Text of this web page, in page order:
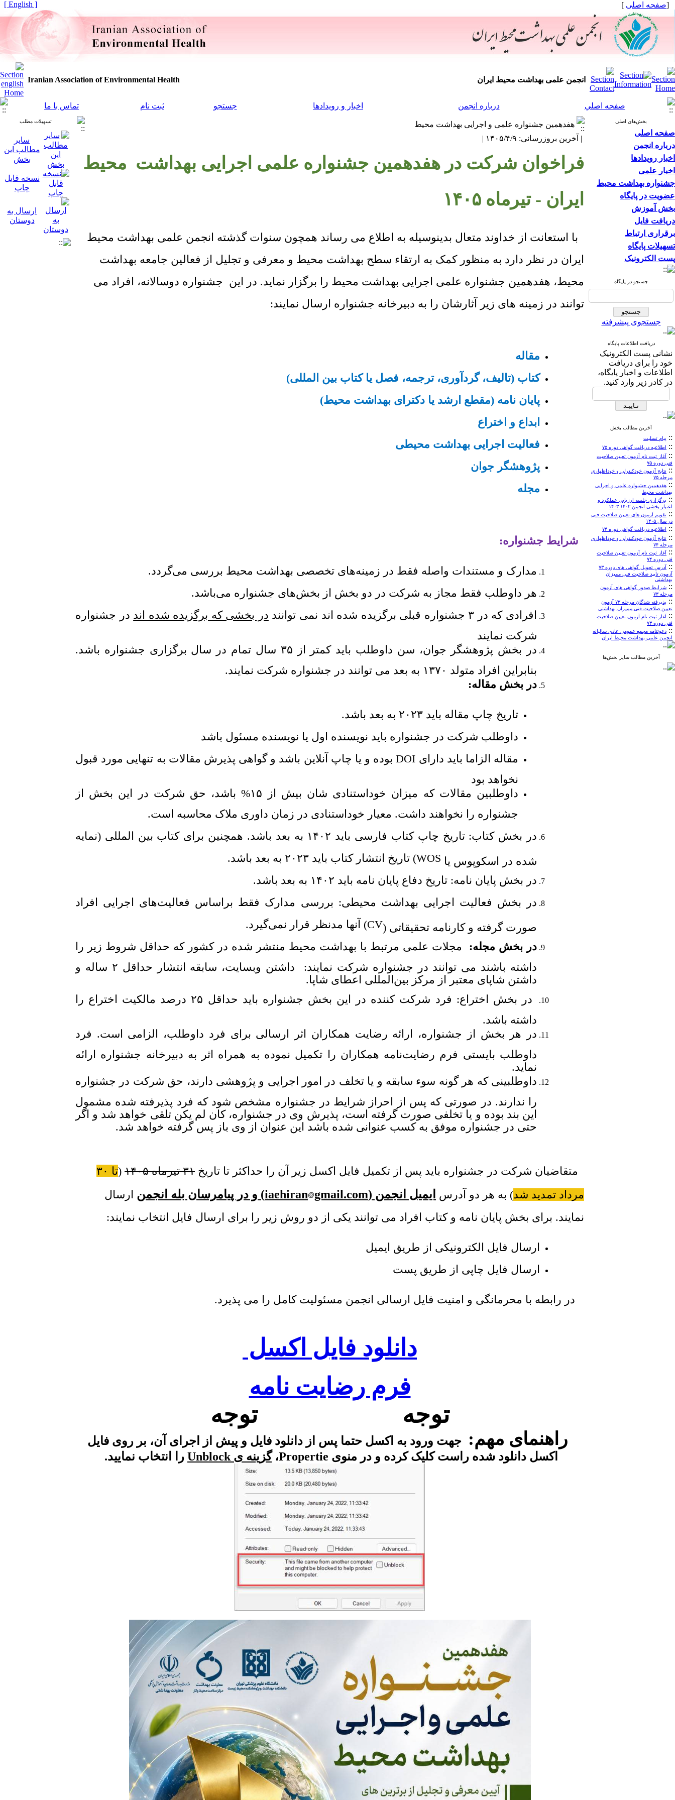
[صفحه اصلی ]
[ English ]
انجمن علمی بهداشت محیط ایران Iranian Association of Environmental Health
صفحه اصلي درباره انجمن اخبار و رویدادها جستجو ثبت نام تماس با ما
بخش‌های اصلی
صفحه اصلی
درباره انجمن
اخبار رویدادها
اخبار علمی
جشنواره بهداشت محیط
عضویت در پایگاه
بخش آموزش
دریافت فایل
برقراری ارتباط
تسهیلات پایگاه
پست الکترونیک
جستجو در پایگاه
جستجوی پیشرفته
دریافت اطلاعات پایگاه
نشانی پست الکترونیک
خود را برای دریافت
اطلاعات و اخبار پایگاه،
در کادر زیر وارد کنید.
آخرین مطالب بخش
:: پیام تسلیت
:: اطلاعیه دریافت گواهی دوره ۷۵
:: آغاز ثبت نام آزمون تعیین صلاحیت
فنی دوره ۷۵
:: نتایج آزمون خودکنترلی و خوداظهاری
مرحله ۷۵
:: هفدهمین جشنواره علمی و اجرایی
بهداشت محیط
:: برگزاری جلسه ارزیابی عملکرد و
اعتبار بخشی انجمن ۱۴۰۲-۱۴۰۳
:: تقویم آزمون های تعیین صلاحیت فنی
در سال ۱۴۰۵
:: اطلاعیه دریافت گواهی دوره ۷۴
:: نتایج آزمون خودکنترلی و خوداظهاری
مرحله ۷۴
:: آغاز ثبت نام آزمون تعیین صلاحیت
فنی دوره ۷۴
::
آدرس تحویل گواهی های دوره ۷۳
آزمون تایید صلاحیت فنی ممیزان
بهداشتی
:: شرایط صدور گواهی های آزمون
مرحله ۷۳
::
پذیرفته شدگان مرحله ۷۳ آزمون
تعیین صلاحیت فنی ممیزان بهداشتی
:: آغاز ثبت نام آزمون تعیین صلاحیت
فنی دوره ۷۳
:: دعوتنامه مجمع عمومی عادی سالیانه
انجمن علمی بهداشت محیط ایران
آخرین مطالب سایر بخش‌ها
هفدهمین جشنواره علمی و اجرایی بهداشت محیط
| آخرین بروزرسانی: ۱۴۰۵/۴/۹ |
‌‌فراخوان شرکت در هفدهمین جشنواره علمی اجرایی بهداشت محیط
ایران - تیرماه ۱۴۰۵
با استعانت از خداوند متعال بدینوسیله به اطلاع می رساند همچون سنوات گذشته انجمن علمی بهداشت محیط
ایران در نظر دارد به منظور کمک به ارتقاء سطح بهداشت محیط و معرفی و تجلیل از فعالین جامعه بهداشت
محیط، هفدهمین جشنواره علمی اجرایی بهداشت محیط را برگزار نماید. در این جشنواره دوسالانه، افراد می
توانند در زمینه های زیر آثارشان را به دبیرخانه جشنواره ارسال نمایند:
مقاله
کتاب (تالیف، گردآوری، ترجمه، فصل یا کتاب بین المللی)
پایان نامه (مقطع ارشد یا دکترای بهداشت محیط)
ابداع و اختراع
فعالیت اجرایی بهداشت محیطی
پژوهشگر جوان
مجله
شرایط جشنواره:
مدارک و مستندات واصله فقط در زمینه‌های تخصصی بهداشت محیط بررسی می‌گردد.
هر داوطلب فقط مجاز به شرکت در دو بخش از بخش‌‌های جشنواره می‌باشد.
افرادی که در ۳ جشنواره قبلی برگزیده شده اند نمی توانند
در بخشی که برگزیده شده اند در جشنواره
شرکت نمایند
در بخش پژوهشگر جوان، سن داوطلب باید کمتر از ۳۵ سال تمام در سال برگزاری جشنواره باشد.
بنابراین افراد متولد ۱۳۷۰ به بعد می توانند در جشنواره شرکت نمایند.
در بخش مقاله:
تاریخ چاپ مقاله باید ۲۰۲۳ به بعد باشد.
داوطلب شرکت در جشنواره باید نویسنده اول یا نویسنده مسئول باشد
مقاله الزاما باید دارای DOIبوده و یا چاپ آنلاین باشد و گواهی پذیرش مقالات به تنهایی مورد قبول
نخواهد بود
داوطلبین مقالات که میزان خوداستنادی شان بیش از ۱۵% باشد، حق شرکت در این بخش از
جشنواره را نخواهند داشت. معیار خوداستنادی در زمان داوری ملاک محاسبه است.
در بخش کتاب: تاریخ چاپ کتاب فارسی باید ۱۴۰۲ به بعد باشد. همچنین برای کتاب بین المللی (نمایه
شده در اسکوپوس یا WOS
) تاریخ انتشار کتاب باید ۲۰۲۳ به بعد باشد.
در بخش پایان نامه: تاریخ دفاع پایان نامه باید ۱۴۰۲ به بعد باشد.
در بخش فعالیت اجرایی بهداشت محیطی: بررسی مدارک فقط براساس فعالیت‌های اجرایی افراد
صورت گرفته و کارنامه تحقیقاتی (CV) آنها مد‌نظر قرار نمی‌گیرد.
در بخش مجله: مجلات علمی مرتبط با بهداشت محیط منتشر شده در کشور که حداقل شروط زیر را
داشته باشند می توانند در جشنواره شرکت نمایند: داشتن وبسایت، سابقه انتشار حداقل ۲ ساله و
داشتن شاپای معتبر از مرکز بین‌المللی اعطای شاپا.
در بخش اختراع: فرد شرکت کننده در این بخش جشنواره باید حداقل ۲۵ درصد مالکیت اختراع را
داشته باشد.
در هر بخش از جشنواره، ارائه رضایت همکاران اثر ارسالی برای فرد داوطلب، الزامی است. فرد
داوطلب بایستی فرم رضایت‌نامه همکاران را تکمیل نموده به همراه اثر به دبیرخانه جشنواره ارائه
نماید.
داوطلبینی که هر گونه سوء سابقه و یا تخلف در امور اجرایی و پژوهشی دارند، حق شرکت در جشنواره
را ندارند. در صورتی که پس از احراز شرایط در جشنواره مشخص شود که فرد پذیرفته شده مشمول
این بند بوده و یا تخلفی صورت گرفته است، پذیرش وی در جشنواره، کان لم یکن تلقی خواهد شد و اگر
حتی در جشنواره موفق به کسب عنوانی شده باشد این عنوان از وی باز پس گرفته خواهد شد.
متقاضیان شرکت در جشنواره باید پس از تکمیل فایل اکسل زیر آن را حداکثر تا تاریخ ۳۱ تیرماه ۱۴۰۵ (
تا ۳۰
مرداد تمدید شد) به هر دو آدرس ایمیل انجمن ( iaehiran gmail.com ) و در پیامرسان بله انجمن ارسال
نمایند. برای بخش پایان نامه و کتاب افراد می توانند یکی از دو روش زیر را برای ارسال فایل انتخاب نمایند:
ارسال فایل الکترونیکی از طریق ایمیل
ارسال فایل چاپی از طریق پست
در رابطه با محرمانگی و امنیت فایل ارسالی انجمن مسئولیت کامل را می پذیرد.
دانلود فایل اکسل
فرم رضایت نامه
توجه توجه
راهنمای مهم:
جهت ورود به اکسل حتما پس از دانلود فایل و پیش از اجرای آن، بر روی فایل
اکسل دانلود شده راست کلیک کرده و در منوی Propertie،
گزینه ی Unblock را انتخاب نمایید.
تسهیلات مطلب
سایر
مطالب این
بخش
نسخه قابل
چاپ
ارسال به
دوستان